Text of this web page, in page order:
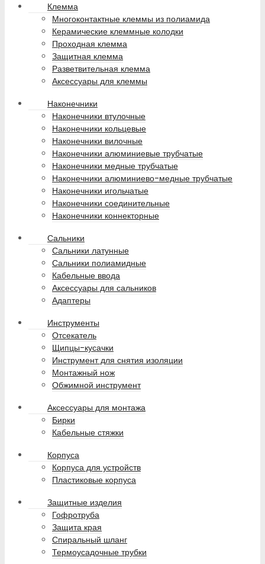
Клемма
Многоконтактные клеммы из полиамида
Керамические клеммные колодки
Проходная клемма
Защитная клемма
Разветвительная клемма
Аксессуары для клеммы
Наконечники
Наконечники втулочные
Наконечники кольцевые
Наконечники вилочные
Наконечники алюминиевые трубчатые
Наконечники медные трубчатые
Наконечники алюминиево-медные трубчатые
Наконечники игольчатые
Наконечники соединительные
Наконечники коннекторные
Сальники
Сальники латунные
Сальники полиамидные
Кабельные ввода
Аксессуары для сальников
Адаптеры
Инструменты
Отсекатель
Щипцы-кусачки
Инструмент для снятия изоляции
Монтажный нож
Обжимной инструмент
Аксессуары для монтажа
Бирки
Кабельные стяжки
Корпуса
Корпуса для устройств
Пластиковые корпуса
Защитные изделия
Гофротруба
Защита края
Спиральный шланг
Термоусадочные трубки